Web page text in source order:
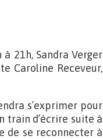
à 21h, Sandra Verger
Caroline Receveur,
s’exprimer pour
train d’écrire suite à
de se reconnecter à